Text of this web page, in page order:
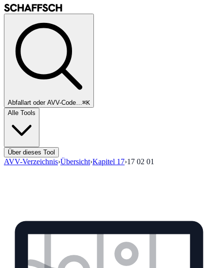
Abfallart oder AVV-Code…⌘K
Alle Tools
Über dieses Tool
AVV-Verzeichnis›Übersicht›Kapitel 17›17 02 01